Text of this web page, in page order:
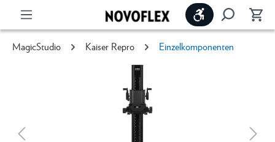
Werkzeugleiste
MagicStudio Kaiser Repro Einzelkomponenten